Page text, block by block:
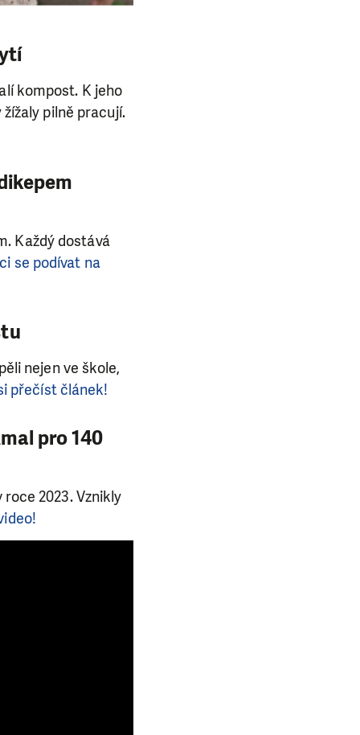
kompost. K jeho
pilně pracují.
Každý dostává
se podívat na
nejen ve škole,
přečíst článek!
pro 140
2023. Vznikly